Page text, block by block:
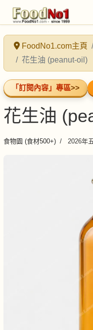
FoodNo1.com主頁
花生油 (peanut-oil)
「訂閱內容」專區>>
花生油
食物園 (食材500+) 2026年